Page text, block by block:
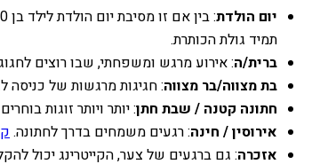
יום הולדת: בין אם זו מסיבת יום הולדת לילד בן 10,
תמיד גולת הכותרת.
ברית/ה: אירוע מרגש ומשפחתי, שבו רוצים
בת מצווה/בר מצווה: חגיגות מרגשות של כניסה
חתונה קטנה / שבת חתן: יותר ויותר זוגות
אירוסין / חינה: רגעים משמחים בדרך לחתונה.
אזכרה: גם ברגעים של צער, הקייטרינג יכול